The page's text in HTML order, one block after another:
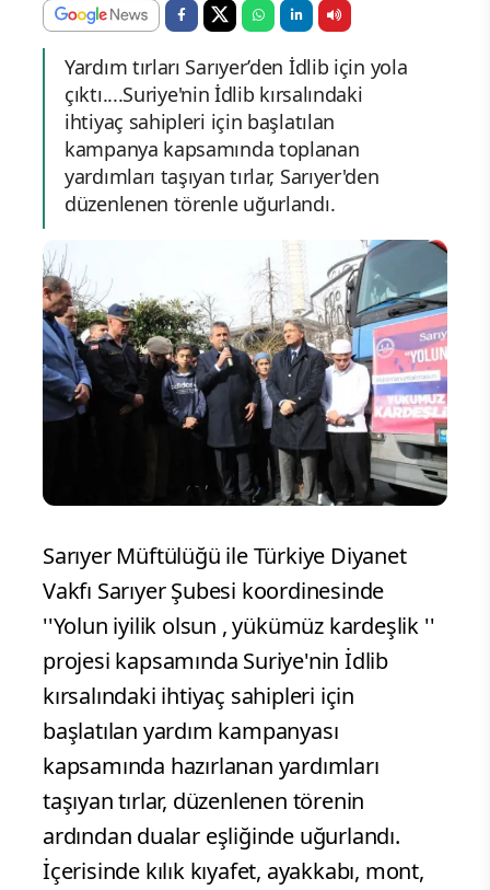
Yardım tırları Sarıyer’den İdlib için yola
çıktı....Suriye'nin İdlib kırsalındaki
ihtiyaç sahipleri için başlatılan
kampanya kapsamında toplanan
yardımları taşıyan tırlar, Sarıyer'den
düzenlenen törenle uğurlandı.
Sarıyer Müftülüğü ile Türkiye Diyanet
Vakfı Sarıyer Şubesi koordinesinde
''Yolun iyilik olsun , yükümüz kardeşlik ''
projesi kapsamında Suriye'nin İdlib
kırsalındaki ihtiyaç sahipleri için
başlatılan yardım kampanyası
kapsamında hazırlanan yardımları
taşıyan tırlar, düzenlenen törenin
ardından dualar eşliğinde uğurlandı.
İçerisinde kılık kıyafet, ayakkabı, mont,